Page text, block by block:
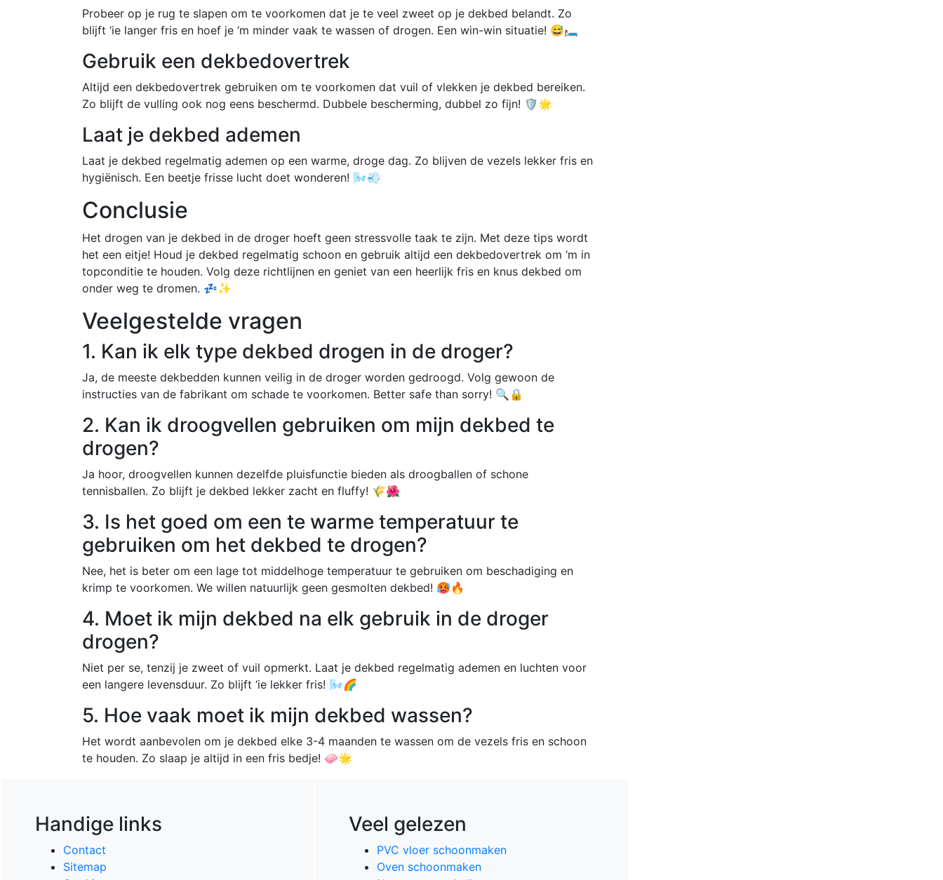
Probeer op je rug te slapen om te voorkomen dat je te veel zweet op je dekbed belandt. Zo
blijft ‘ie langer fris en hoef je ‘m minder vaak te wassen of drogen. Een win-win situatie! 😅🛏️
Gebruik een dekbedovertrek
Altijd een dekbedovertrek gebruiken om te voorkomen dat vuil of vlekken je dekbed bereiken.
Zo blijft de vulling ook nog eens beschermd. Dubbele bescherming, dubbel zo fijn! 🛡️🌟
Laat je dekbed ademen
Laat je dekbed regelmatig ademen op een warme, droge dag. Zo blijven de vezels lekker fris en
hygiënisch. Een beetje frisse lucht doet wonderen! 🌬️💨
Conclusie
Het drogen van je dekbed in de droger hoeft geen stressvolle taak te zijn. Met deze tips wordt
het een eitje! Houd je dekbed regelmatig schoon en gebruik altijd een dekbedovertrek om ‘m in
topconditie te houden. Volg deze richtlijnen en geniet van een heerlijk fris en knus dekbed om
onder weg te dromen. 💤✨
Veelgestelde vragen
1. Kan ik elk type dekbed drogen in de droger?
Ja, de meeste dekbedden kunnen veilig in de droger worden gedroogd. Volg gewoon de
instructies van de fabrikant om schade te voorkomen. Better safe than sorry! 🔍🔒
2. Kan ik droogvellen gebruiken om mijn dekbed te
drogen?
Ja hoor, droogvellen kunnen dezelfde pluisfunctie bieden als droogballen of schone
tennisballen. Zo blijft je dekbed lekker zacht en fluffy! 🌾🌺
3. Is het goed om een te warme temperatuur te
gebruiken om het dekbed te drogen?
Nee, het is beter om een lage tot middelhoge temperatuur te gebruiken om beschadiging en
krimp te voorkomen. We willen natuurlijk geen gesmolten dekbed! 🥵🔥
4. Moet ik mijn dekbed na elk gebruik in de droger
drogen?
Niet per se, tenzij je zweet of vuil opmerkt. Laat je dekbed regelmatig ademen en luchten voor
een langere levensduur. Zo blijft ‘ie lekker fris! 🌬️🌈
5. Hoe vaak moet ik mijn dekbed wassen?
Het wordt aanbevolen om je dekbed elke 3-4 maanden te wassen om de vezels fris en schoon
te houden. Zo slaap je altijd in een fris bedje! 🧼🌟
Handige links
Contact
Sitemap
Veel gelezen
PVC vloer schoonmaken
Oven schoonmaken